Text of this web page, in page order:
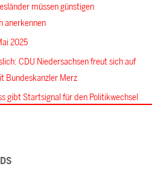
müssen günstigen
anerkennen
2025
CDU Niedersachsen freut sich auf
Bundeskanzler Merz
gibt Startsignal für den Politikwechsel